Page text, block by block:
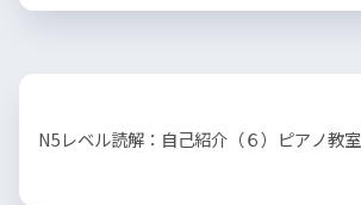
N5レベル読解：自己紹介（６）ピアノ教室